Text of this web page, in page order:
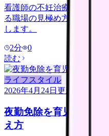
看護師の不妊治療は夜勤・
る職場の見極め方と、治療
します。
2分
0
読む
ライフスタイル
2026年4月24日 更新
夜勤免除を育児理由で
え方